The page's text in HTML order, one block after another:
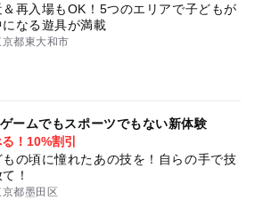
＆再入場もOK！5つのエリアで子どもが
になる遊具が満載
京都東大和市
ームでもスポーツでもない新体験
！10%割引
もの頃に憧れたあの技を！自らの手で技
！
京都墨田区